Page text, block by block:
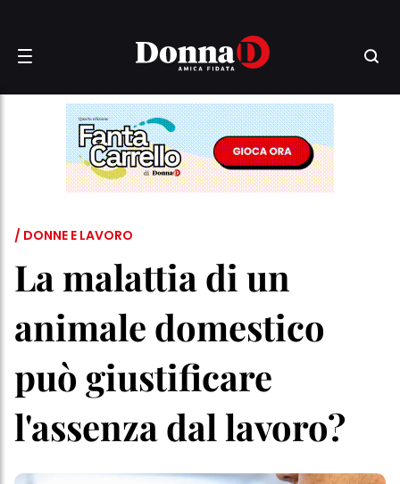
/ DONNE E LAVORO
La malattia di un
animale domestico
può giustificare
l'assenza dal lavoro?